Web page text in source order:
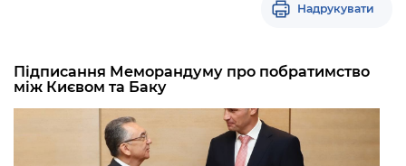
Надрукувати
Підписання Меморандуму про побратимство
між Києвом та Баку